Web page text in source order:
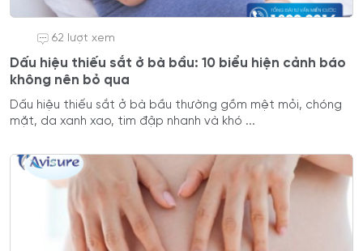
62 lượt xem
Dấu hiệu thiếu sắt ở bà bầu: 10 biểu hiện cảnh báo
không nên bỏ qua
Dấu hiệu thiếu sắt ở bà bầu thường gồm mệt mỏi, chóng
mặt, da xanh xao, tim đập nhanh và khó ...